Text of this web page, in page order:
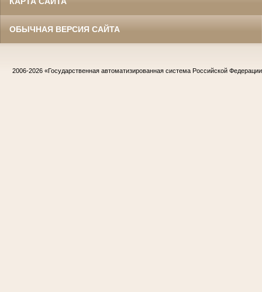
ОБЫЧНАЯ ВЕРСИЯ САЙТА
2006-2026 «Государственная автоматизированная система Российской